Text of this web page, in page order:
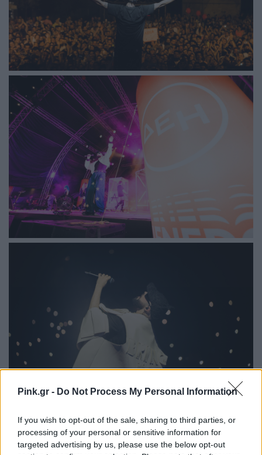
Pink.gr - Do Not Process My Personal Information
If you wish to opt-out of the sale, sharing to third parties, or
processing of your personal or sensitive information for
targeted advertising by us, please use the below opt-out